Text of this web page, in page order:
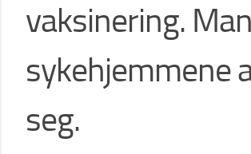
vaksinering.
sykehjemmene
seg.